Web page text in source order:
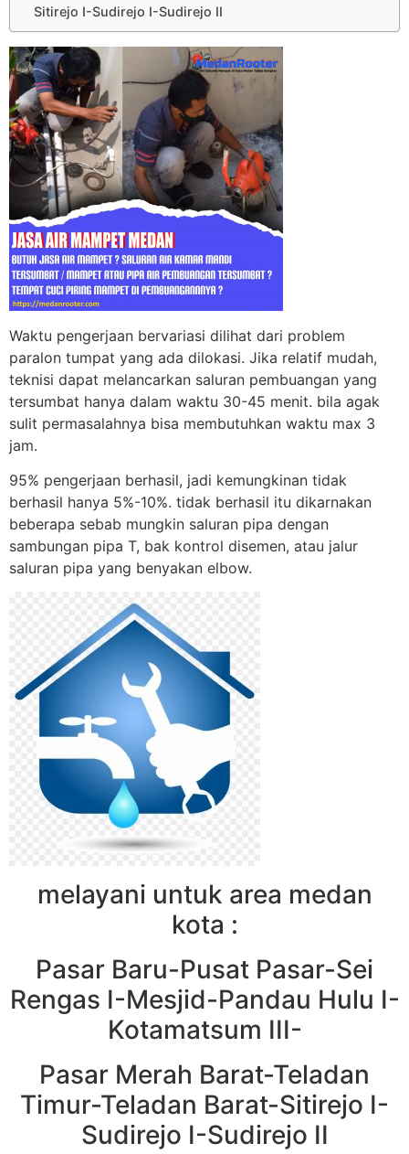
Sitirejo I-Sudirejo I-Sudirejo II
Waktu pengerjaan bervariasi dilihat dari problem
paralon tumpat yang ada dilokasi. Jika relatif mudah,
teknisi dapat melancarkan saluran pembuangan yang
tersumbat hanya dalam waktu 30-45 menit. bila agak
sulit permasalahnya bisa membutuhkan waktu max 3
jam.
95% pengerjaan berhasil, jadi kemungkinan tidak
berhasil hanya 5%-10%. tidak berhasil itu dikarnakan
beberapa sebab mungkin saluran pipa dengan
sambungan pipa T, bak kontrol disemen, atau jalur
saluran pipa yang benyakan elbow.
melayani untuk area medan
kota :
Pasar Baru-Pusat Pasar-Sei
Rengas I-Mesjid-Pandau Hulu I-
Kotamatsum III-
Pasar Merah Barat-Teladan
Timur-Teladan Barat-Sitirejo I-
Sudirejo I-Sudirejo II